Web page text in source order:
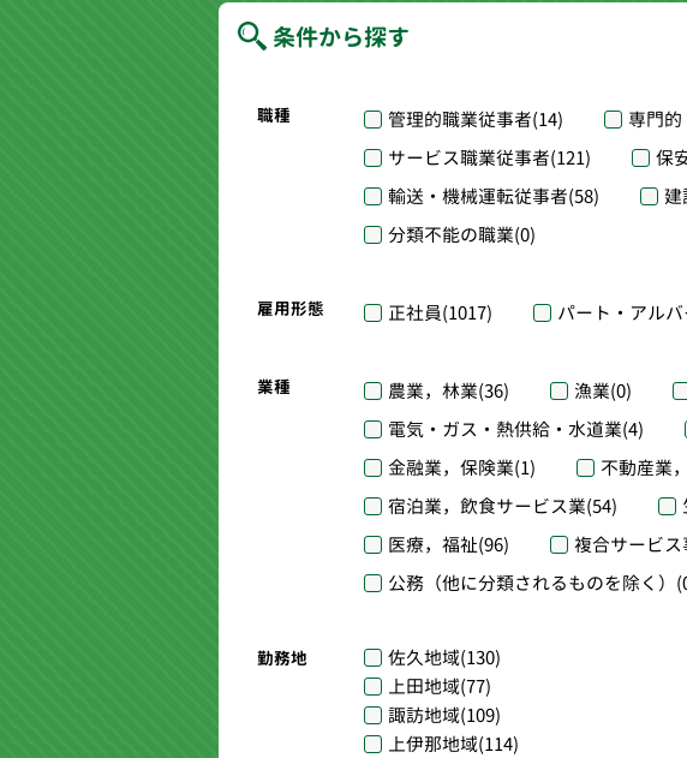
条件から探す
職種 管理的職業従事者(14) 専門
サービス職業従事者(121) 保
輸送・機械運転従事者(58) 建
分類不能の職業(0)
雇用形態 正社員(1017) パート・アルバ
業種 農業，林業(36) 漁業(0)
電気・ガス・熱供給・水道業(4)
金融業，保険業(1) 不動産業
宿泊業，飲食サービス業(54)
医療，福祉(96) 複合サービス
公務（他に分類されるものを除く）
勤務地 佐久地域(130)
上田地域(77)
諏訪地域(109)
上伊那地域(114)